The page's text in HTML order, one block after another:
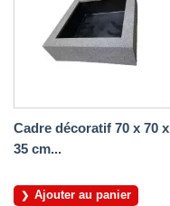
Cadre décoratif 70 x 70 x
35 cm...
Ajouter au panier